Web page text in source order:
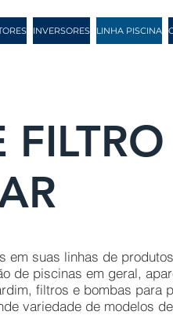
INVERSORES LINHA PISCINA
em suas linhas de
de piscinas em geral,
filtros e bombas
variedade de modelos